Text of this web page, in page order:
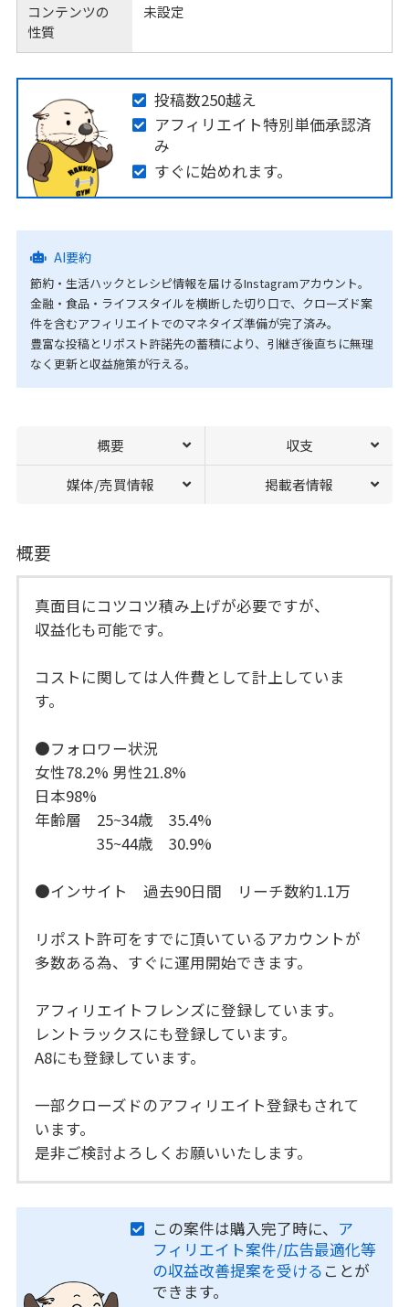
コンテンツの
性質
未設定
投稿数250越え
アフィリエイト特別単価承認済
み
すぐに始めれます。
AI要約
節約・生活ハックとレシピ情報を届けるInstagramアカウント。
金融・食品・ライフスタイルを横断した切り口で、クローズド案
件を含むアフィリエイトでのマネタイズ準備が完了済み。
豊富な投稿とリポスト許諾先の蓄積により、引継ぎ後直ちに無理
なく更新と収益施策が行える。
概要 収支
媒体/売買情報 掲載者情報
概要
真面目にコツコツ積み上げが必要ですが、
収益化も可能です。
コストに関しては人件費として計上していま
す。
●フォロワー状況
女性78.2% 男性21.8%
日本98%
年齢層 25~34歳 35.4%
35~44歳 30.9%
●インサイト 過去90日間 リーチ数約1.1万
リポスト許可をすでに頂いているアカウントが
多数ある為、すぐに運用開始できます。
アフィリエイトフレンズに登録しています。
レントラックスにも登録しています。
A8にも登録しています。
一部クローズドのアフィリエイト登録もされて
います。
是非ご検討よろしくお願いいたします。
この案件は購入完了時に、 ア
フィリエイト案件/広告最適化等
の収益改善提案を受ける ことが
できます。